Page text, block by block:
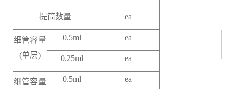
提筒数量 ea
细管容量
(单层)
0.5ml ea
0.25ml ea
细管容量
0.5ml ea